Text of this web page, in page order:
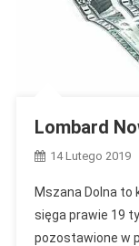
Lombard
14 Lutego 2019
Mszana Dolna
sięga prawie 19
pozostawione w